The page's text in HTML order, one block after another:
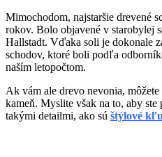
Mimochodom, najstaršie drevené
rokov. Bolo objavené v starobylej
Hallstadt. Vďaka soli je dokonale
schodov, ktoré boli podľa
naším letopočtom.
Ak vám ale drevo nevonia,
kameň. Myslite však na to, aby
takými detailmi, ako sú štýlové